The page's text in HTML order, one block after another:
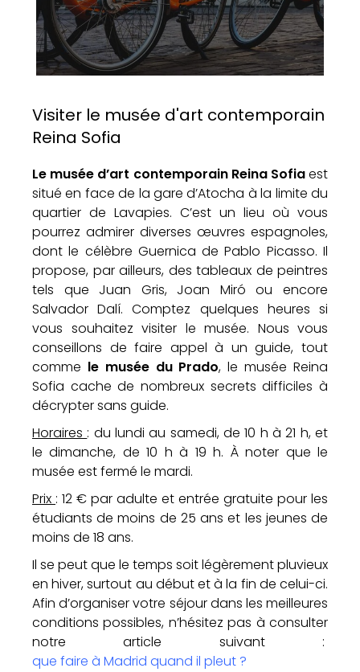
Visiter le musée d'art contemporain
Reina Sofia
Le musée d’art contemporain Reina Sofiaest
situé en face de la gare d’Atocha à la limite du
quartier de Lavapies. C’est un lieu où vous
pourrez admirer diverses œuvres espagnoles,
dont le célèbre Guernica de Pablo Picasso. Il
propose, par ailleurs, des tableaux de peintres
tels que Juan Gris, Joan Miró ou encore
Salvador Dalí. Comptez quelques heures si
vous souhaitez visiter le musée. Nous vous
conseillons de faire appel à un guide, tout
comme le musée du Prado, le musée Reina
Sofia cache de nombreux secrets difficiles à
décrypter sans guide.
Horaires : du lundi au samedi, de 10 h à 21 h, et
le dimanche, de 10 h à 19 h. À noter que le
musée est fermé le mardi.
Prix : 12 € par adulte et entrée gratuite pour les
étudiants de moins de 25 ans et les jeunes de
moins de 18 ans.
Il se peut que le temps soit légèrement pluvieux
en hiver, surtout au début et à la fin de celui-ci.
Afin d’organiser votre séjour dans les meilleures
conditions possibles, n’hésitez pas à consulter
notre article suivant :
que faire à Madrid quand il pleut ?